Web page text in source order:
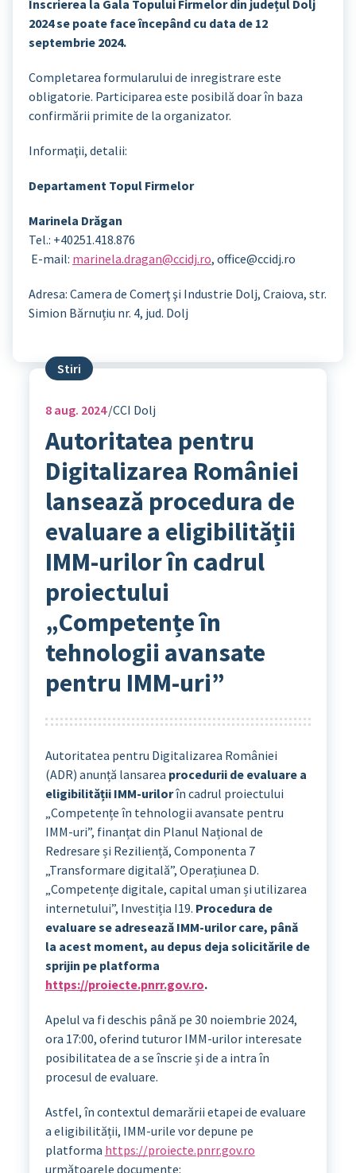
Înscrierea la Gala Topului Firmelor din județul Dolj
2024 se poate face începând cu data de 12
septembrie 2024.
Completarea formularului de inregistrare este
obligatorie. Participarea este posibilă doar în baza
confirmării primite de la organizator.
Informaţii, detalii:
Departament Topul Firmelor
Marinela Drăgan
Tel.: +40251.418.876
E-mail: marinela.dragan@ccidj.ro, office@ccidj.ro
Adresa: Camera de Comerţ şi Industrie Dolj, Craiova, str.
Simion Bărnuțiu nr. 4, jud. Dolj
Stiri
8aug. 2024 CCI Dolj
Autoritatea pentru
Digitalizarea României
lansează procedura de
evaluare a eligibilității
IMM-urilor în cadrul
proiectului
„Competențe în
tehnologii avansate
pentru IMM-uri”
Autoritatea pentru Digitalizarea României
(ADR) anunță lansarea procedurii de evaluare a
eligibilității IMM-urilorîn cadrul proiectului
„Competențe în tehnologii avansate pentru
IMM-uri”, finanțat din Planul Național de
Redresare și Reziliență, Componenta 7
„Transformare digitală”, Operațiunea D.
„Competențe digitale, capital uman și utilizarea
internetului”, Investiția I19. Procedura de
evaluare se adresează IMM-urilor care, până
la acest moment, au depus deja solicitările de
sprijin pe platforma
https://proiecte.pnrr.gov.ro.
Apelul va fi deschis până pe 30 noiembrie 2024,
ora 17:00, oferind tuturor IMM-urilor interesate
posibilitatea de a se înscrie și de a intra în
procesul de evaluare.
Astfel, în contextul demarării etapei de evaluare
a eligibilității, IMM-urile vor depune pe
platforma https://proiecte.pnrr.gov.ro
următoarele documente: